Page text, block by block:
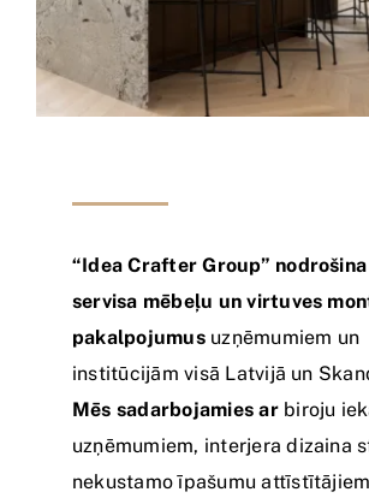
“Idea Crafter Group”
servisa mēbeļu un virtuves
pakalpojumusuzņēmumiem un
institūcijām visā Latvijā un
Mēs sadarbojamies arbiroju
uzņēmumiem, interjera dizaina
nekustamo īpašumu